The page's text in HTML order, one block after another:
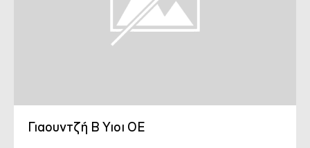
Γιαουντζή Β Υιοι ΟΕ